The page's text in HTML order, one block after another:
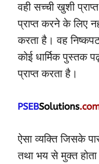
वही सच्ची खुशी
प्राप्त करने के लिए
करता है। वह
कोई धार्मिक पुस्तक
प्राप्त करता है।
ऐसा व्यक्ति जिसके
तथा भय से मुक्त